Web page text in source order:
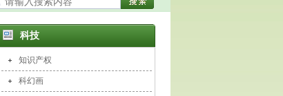
科技
知识产权
科幻画